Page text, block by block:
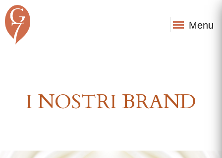
Menu
I NOSTRI BRAND